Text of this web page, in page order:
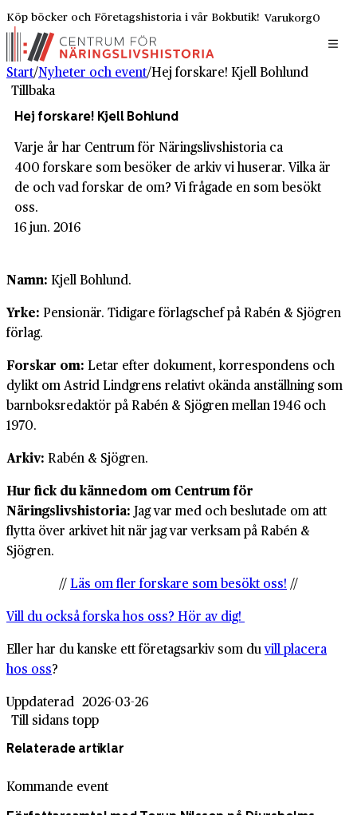
Köp böcker och Företagshistoria i vår Bokbutik! Varukorg0
Start/Nyheter och event/Hej forskare! Kjell Bohlund
Tillbaka
Hej forskare! Kjell Bohlund
Varje år har Centrum för Näringslivshistoria ca
400 forskare som besöker de arkiv vi huserar. Vilka är
de och vad forskar de om? Vi frågade en som besökt
oss.
16 jun. 2016
Namn: Kjell Bohlund.
Yrke: Pensionär. Tidigare förlagschef på Rabén & Sjögren
förlag.
Forskar om: Letar efter dokument, korrespondens och
dylikt om Astrid Lindgrens relativt okända anställning som
barnboksredaktör på Rabén & Sjögren mellan 1946 och
1970.
Arkiv: Rabén & Sjögren.
Hur fick du kännedom om Centrum för
Näringslivshistoria: Jag var med och beslutade om att
flytta över arkivet hit när jag var verksam på Rabén &
Sjögren.
//Läs om fler forskare som besökt oss! //
Vill du också forska hos oss? Hör av dig!
Eller har du kanske ett företagsarkiv som duvill placera
hos oss?
Uppdaterad 2026-03-26
Till sidans topp
Relaterade artiklar
Kommande event